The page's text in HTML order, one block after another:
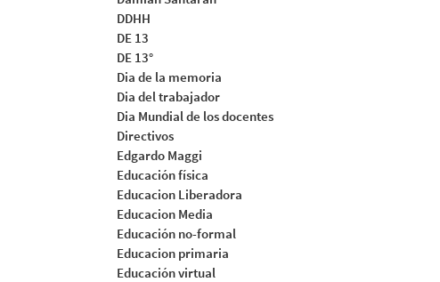
DDHH
DE 13
DE 13°
Dia de la memoria
Dia del trabajador
Dia Mundial de los docentes
Directivos
Edgardo Maggi
Educación física
Educacion Liberadora
Educacion Media
Educación no-formal
Educacion primaria
Educación virtual